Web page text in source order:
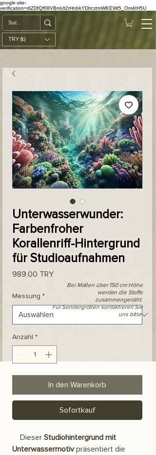
google-site-
verification=diZDfQffI8VBmUt2rHnbkYDIrcztmWKEWt5_Om4tH5U
TRY (₺)
Unterwasserwunder:
Farbenfroher
Korallenriff-Hintergrund
für Studioaufnahmen
989,00 TRYPreis
Messung *
Anzahl *
In den Warenkorb
Sofortkauf
Dieser Studiohintergrund mit
Unterwassermotivpräsentiert die
Bei Maßen über 150 cm Höhe
werden die Stoffe
zusammengenäht.
Für Sondergrößen kontaktieren Sie
uns bitte.